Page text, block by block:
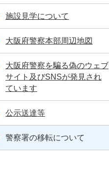
施設見学について
大阪府警察本部周辺地図
大阪府警察を騙る偽のウェブ
サイト及びSNSが発見され
ています
公示送達等
警察署の移転について